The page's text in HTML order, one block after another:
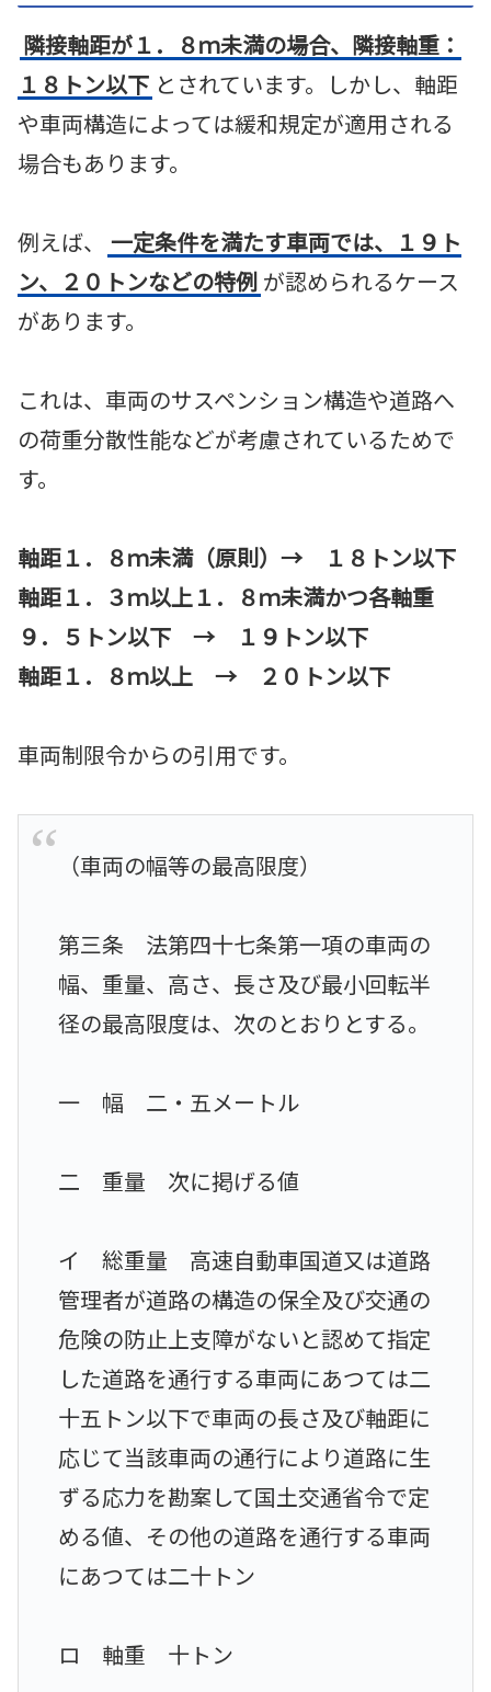
隣接軸距が１．８ｍ未満の場合、隣接軸重：
１８トン以下 とされています。しかし、軸距
や車両構造によっては緩和規定が適用される
場合もあります。
例えば、
一定条件を満たす車両では、１９ト
ン、２０トンなどの特例 が認められるケース
があります。
これは、車両のサスペンション構造や道路へ
の荷重分散性能などが考慮されているためで
す。
軸距１．８ｍ未満（原則）→ １８トン以下
軸距１．３ｍ以上１．８ｍ未満かつ各軸重
９．５トン以下 → １９トン以下
軸距１．８ｍ以上 → ２０トン以下
車両制限令からの引用です。
（車両の幅等の最高限度）
第三条 法第四十七条第一項の車両の
幅、重量、高さ、長さ及び最小回転半
径の最高限度は、次のとおりとする。
一 幅 二・五メートル
二 重量 次に掲げる値
イ 総重量 高速自動車国道又は道路
管理者が道路の構造の保全及び交通の
危険の防止上支障がないと認めて指定
した道路を通行する車両にあつては二
十五トン以下で車両の長さ及び軸距に
応じて当該車両の通行により道路に生
ずる応力を勘案して国土交通省令で定
める値、その他の道路を通行する車両
にあつては二十トン
ロ 軸重 十トン